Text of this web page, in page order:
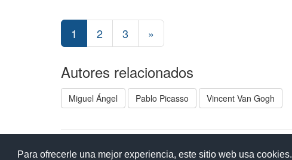
Para ofrecerle una mejor experiencia, este sitio web usa cookies.
1 2 3 »
Autores relacionados
Miguel Ángel Pablo Picasso Vincent Van Gogh
Ayuda